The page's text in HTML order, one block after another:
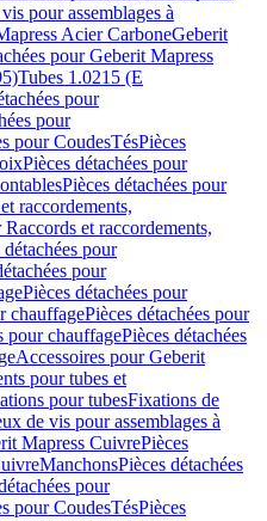
pour assemblages à
Acier CarboneGeberit
pour Geberit Mapress
Tubes 1.0215 (E
pour
pour
pour CoudesTésPièces
Pièces détachées pour
Pièces détachées pour
raccordements,
et raccordements,
détachées pour
pour
Pièces détachées pour
chauffagePièces détachées pour
pour chauffagePièces détachées
Accessoires pour Geberit
pour tubes et
pour tubesFixations de
de vis pour assemblages à
Mapress CuivrePièces
ManchonsPièces détachées
pour
pour CoudesTésPièces